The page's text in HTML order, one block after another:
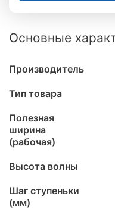
Основные
Производитель
Тип товара
Полезная
ширина
(рабочая)
Высота волны
Шаг ступеньки
(мм)